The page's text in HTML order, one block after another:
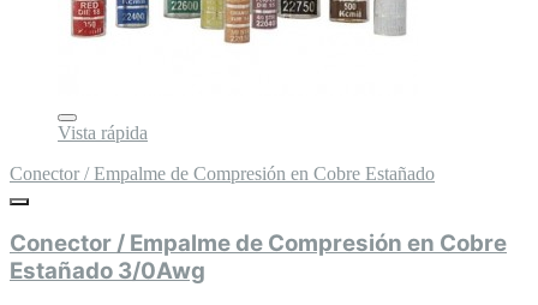
Vista rápida
Conector / Empalme de Compresión en Cobre Estañado
Conector / Empalme de Compresión en Cobre
Estañado 3/0Awg